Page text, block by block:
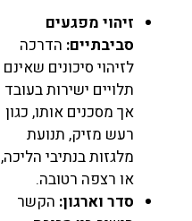
זיהוי מפגעים
סביבתיים: הדרכה
לזיהוי סיכונים שאינם
תלויים ישירות בעובד
אך מסכנים אותו, כגון
רעש מזיק, תנועת
מלגזות בנתיבי הליכה,
או רצפה רטובה.
סדר וארגון: הקשר